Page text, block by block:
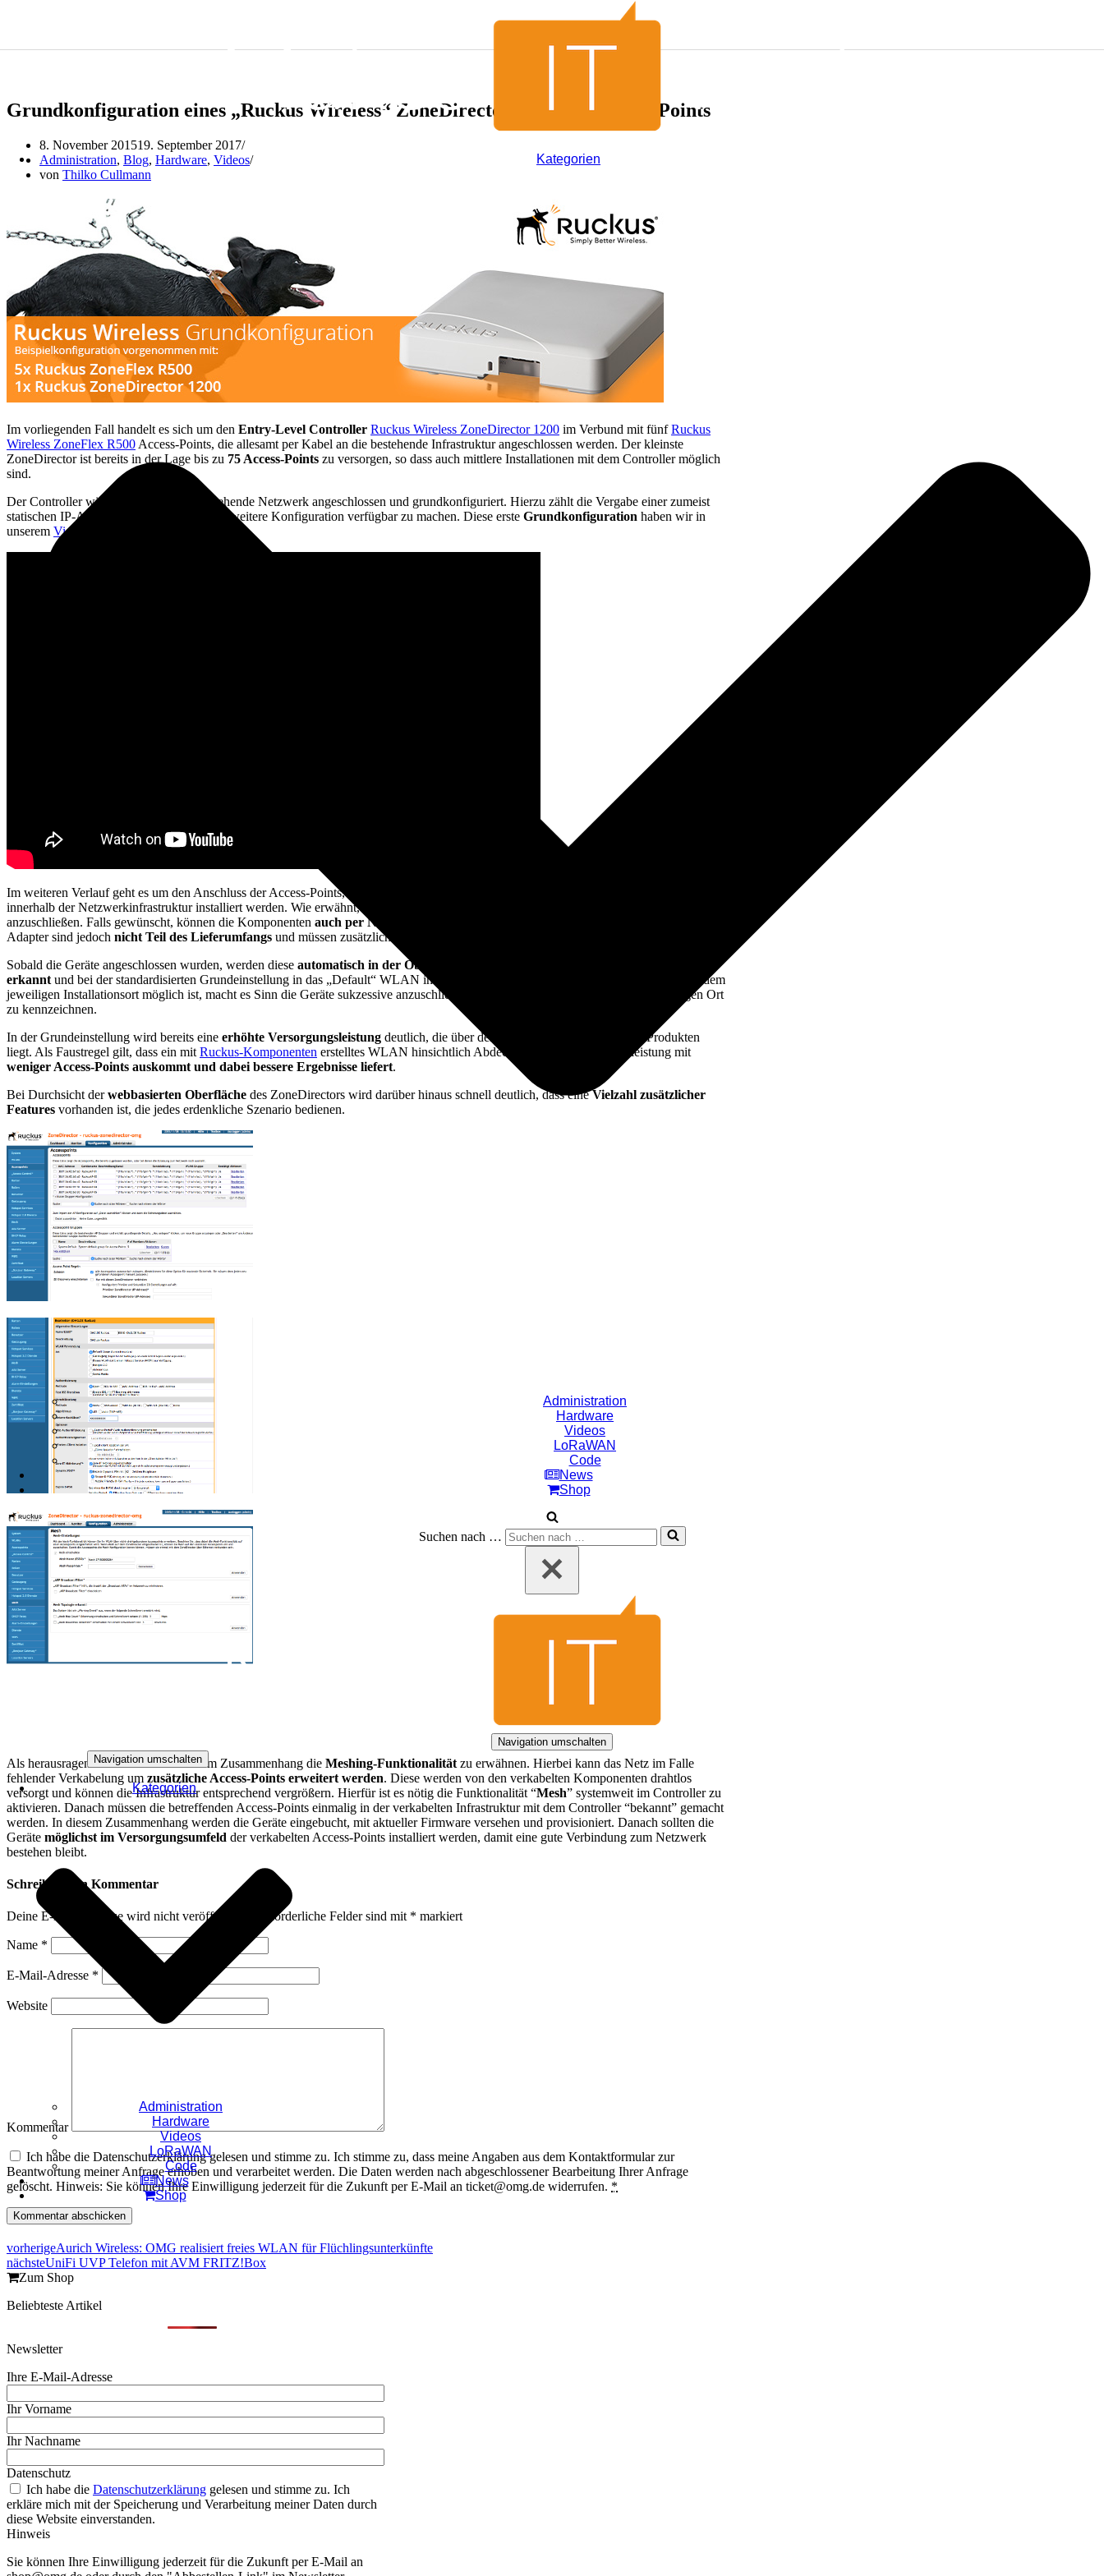
Kategorien
Administration
Hardware
Videos
LoRaWAN
Code
News
Shop
Suchen nach …
Navigation umschalten
Navigation umschalten
Kategorien
Administration
Hardware
Videos
LoRaWAN
Code
News
Shop
Grundkonfiguration eines „Ruckus Wireless“ ZoneDirector mit R500 Access Points
8. November 201519. September 2017
Administration, Blog, Hardware, Videos
von Thilko Cullmann
Im vorliegenden Fall handelt es sich um den Entry-Level Controller Ruckus Wireless ZoneDirector 1200 im Verbund mit fünfRuckus
Wireless ZoneFlex R500 Access-Points, die allesamt per Kabel an die bestehende Infrastruktur angeschlossen werden. Der kleinste
ZoneDirector ist bereits in der Lage bis zu 75 Access-Points zu versorgen, so dass auch mittlere Installationen mit dem Controller möglich
sind.
Der Controller wird zunächst an das bestehende Netzwerk angeschlossen und grundkonfiguriert. Hierzu zählt die Vergabe einer zumeist
statischen IP-Adresse um das Gerät für die weitere Konfiguration verfügbar zu machen. Diese erste Grundkonfiguration haben wir in
unserem Video auf YouTube
Im weiteren Verlauf geht es um den Anschluss der Access-Points, welche per
innerhalb der Netzwerkinfrastruktur installiert werden. Wie erwähnt, ist es ideal die Geräte mittels eines
anzuschließen. Falls gewünscht, können die Komponenten auch per Netzteil
Adapter sind jedoch nicht Teil des Lieferumfangs und müssen zusätzlich bezogen werden.
Sobald die Geräte angeschlossen wurden, werden diese automatisch in der Oberfläche des Zone-Directors als Ruckus Wireless APs
erkannt und bei der standardisierten Grundeinstellung in das „Default“ WLAN integriert. Damit später eine eindeutige Zuordnung zu dem
jeweiligen Installationsort möglich ist, macht es Sinn die Geräte sukzessive anzuschließen und in den Einstellungen mit dem jeweiligen Ort
zu kennzeichnen.
In der Grundeinstellung wird bereits eine erhöhte Versorgungsleistung deutlich, die über dem Standard von Wettbewerbs-Produkten
liegt. Als Faustregel gilt, dass ein mit Ruckus-Komponenten erstelltes WLAN hinsichtlich Abdeckung und Übertragungsleistung mit
weniger Access-Points auskommt und dabei bessere Ergebnisse liefert.
Bei Durchsicht derwebbasierten Oberfläche des ZoneDirectors wird darüber hinaus schnell deutlich, dass eineVielzahl zusätzlicher
Features vorhanden ist, die jedes erdenkliche Szenario bedienen.
Als herausragendes Feature ist in diesem Zusammenhang die Meshing-Funktionalität zu erwähnen. Hierbei kann das Netz im Falle
fehlender Verkabelung um zusätzliche Access-Points erweitert werden. Diese werden von den verkabelten Komponenten drahtlos
versorgt und können die Infrastruktur entsprechend vergrößern. Hierfür ist es nötig die Funktionalität “Mesh” systemweit im Controller zu
aktivieren. Danach müssen die betreffenden Access-Points einmalig in der verkabelten Infrastruktur mit dem Controller “bekannt” gemacht
werden. In diesem Zusammenhang werden die Geräte eingebucht, mit aktueller Firmware versehen und provisioniert. Danach sollten die
Geräte möglichst im Versorgungsumfeld der verkabelten Access-Points installiert werden, damit eine gute Verbindung zum Netzwerk
bestehen bleibt.
Schreibe einen Kommentar
Deine E-Mail-Adresse wird nicht veröffentlicht. Erforderliche Felder sind mit * markiert
Name *
E-Mail-Adresse *
Website
Kommentar
Ich habe die Datenschutzerklärung gelesen und stimme zu. Ich stimme zu, dass meine Angaben aus dem Kontaktformular zur
Beantwortung meiner Anfrage erhoben und verarbeitet werden. Die Daten werden nach abgeschlossener Bearbeitung Ihrer Anfrage
gelöscht. Hinweis: Sie können Ihre Einwilligung jederzeit für die Zukunft per E-Mail an ticket@omg.de widerrufen. *
vorherigeAurich Wireless: OMG realisiert freies WLAN für Flüchlingsunterkünfte
nächsteUniFi UVP Telefon mit AVM FRITZ!Box
Zum Shop
Beliebteste Artikel
Newsletter
Ihre E-Mail-Adresse
Ihr Vorname
Ihr Nachname
Datenschutz
Ich habe die Datenschutzerklärung gelesen und stimme zu. Ich
erkläre mich mit der Speicherung und Verarbeitung meiner Daten durch
diese Website einverstanden.
Hinweis
Sie können Ihre Einwilligung jederzeit für die Zukunft per E-Mail an